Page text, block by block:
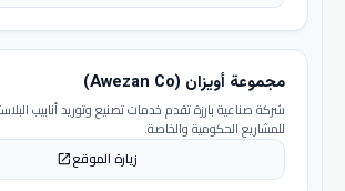
مجموعة أويزان (Awezan Co)
شركة صناعية بارزة تقدم خدمات تصنيع وتوريد أنابيب
للمشاريع الحكومية والخاصة.
زيارة الموقعopen_in_new